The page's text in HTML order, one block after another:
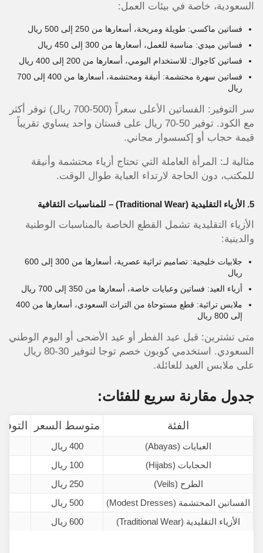
السعودية، خاصة في بيئات العمل:
فساتين ماكسي: طويلة ومريحة، أسعارها من 250 إلى 500 ريال
فساتين ميدي: مناسبة للعمل، أسعارها من 300 إلى 450 ريال
فساتين كاجوال: للاستخدام اليومي، أسعارها من 200 إلى 400 ريال
فساتين سهرة محتشمة: أنيقة ومحتشمة، أسعارها من 400 إلى 700
ريال
سر التوفير: الفساتين الأعلى سعراً (500-700 ريال) توفر أكثر
مع الكود. توفير 50-70 ريال على فستان واحد يساوي تقريباً
قيمة حجاب أو إكسسوار مجاني.
مثالية لـ: المرأة العاملة التي تحتاج أزياء محتشمة وأنيقة
للمكتب، دون الحاجة لارتداء العباية طوال الوقت.
5. الأزياء التقليدية (Traditional Wear) – للمناسبات الثقافية
الأزياء التقليدية تشمل القطع الخاصة بالمناسبات الوطنية
والدينية:
جلابيات خليجية: تصاميم تراثية عصرية، أسعارها من 300 إلى 600
ريال
أزياء العيد: فساتين وعبايات خاصة، أسعارها من 350 إلى 700 ريال
ملابس تراثية: قطع مستوحاة من التراث السعودي، أسعارها من 400
إلى 800 ريال
متى تشترين: قبل عيد الفطر أو عيد الأضحى أو اليوم الوطني
السعودي. استخدمي كوبون خصم توجا لتوفير 30-80 ريال
على ملابس العيد للعائلة.
جدول مقارنة سريع للفئات:
الفئة متوسط السعر
العبايات (Abayas)
400 ريال
الحجابات (Hijabs)
100 ريال
الطرح (Veils)
250 ريال
الفساتين المحتشمة (Modest Dresses)
500 ريال
الأزياء التقليدية (Traditional Wear)
600 ريال